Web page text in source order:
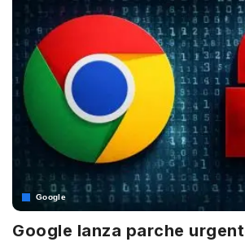
Google
Google lanza parche